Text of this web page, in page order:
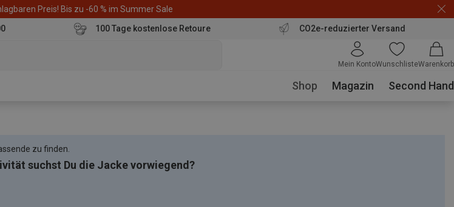
Preis! Bis zu -60 % im Summer Sale
100 Tage kostenlose Retoure CO2e-reduzierter Versand
Mein KontoWunschlisteWarenkorb
Shop Magazin Second Hand
zu finden.
suchst Du die Jacke vorwiegend?